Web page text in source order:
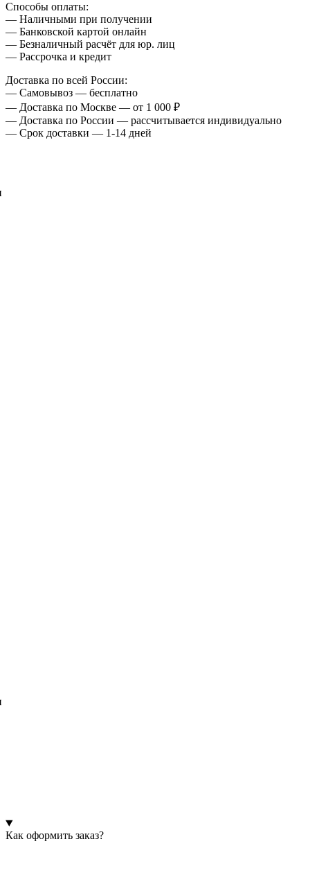
Способы оплаты:
— Наличными при получении
— Банковской картой онлайн
— Безналичный расчёт для юр. лиц
— Рассрочка и кредит
Доставка по всей России:
— Самовывоз — бесплатно
— Доставка по Москве — от 1 000 ₽
— Доставка по России — рассчитывается индивидуально
— Срок доставки — 1-14 дней
Как оформить заказ?